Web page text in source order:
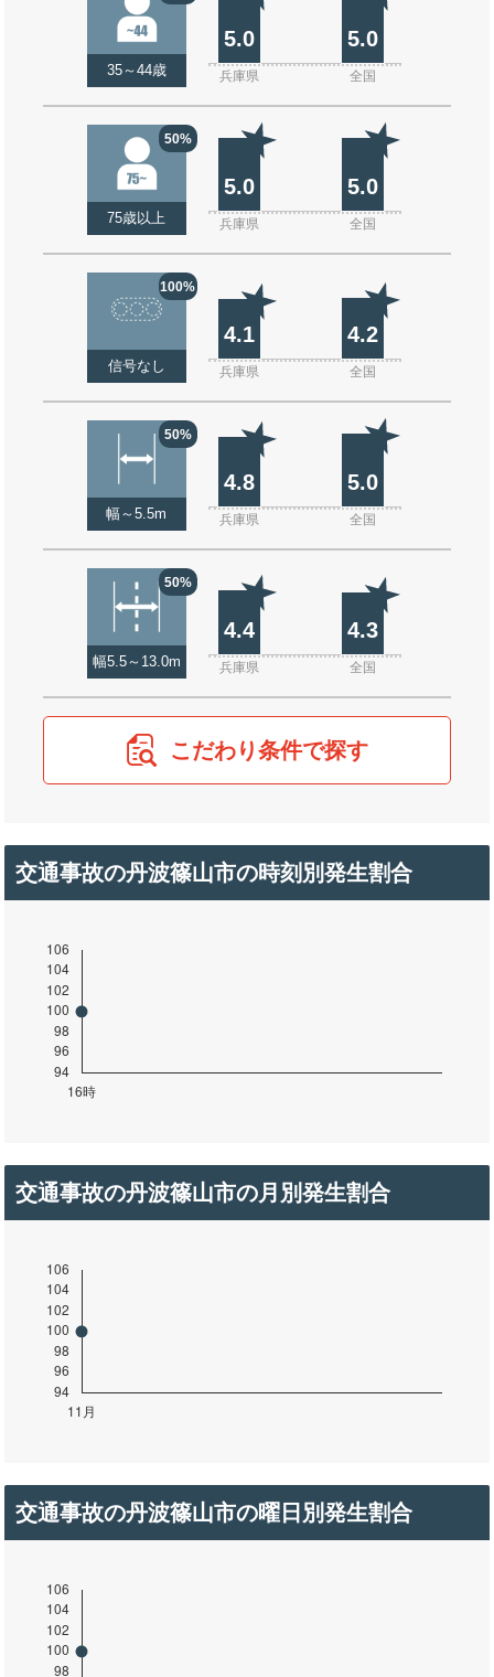
35～44歳
5.0 5.0
兵庫県 全国
50%
75歳以上
5.0 5.0
兵庫県 全国
100%
信号なし
4.1 4.2
兵庫県 全国
50%
幅～5.5m
4.8 5.0
兵庫県 全国
50%
幅5.5～13.0m
4.4 4.3
兵庫県 全国
こだわり条件で探す
交通事故の丹波篠山市の時刻別発生割合
交通事故の丹波篠山市の月別発生割合
交通事故の丹波篠山市の曜日別発生割合